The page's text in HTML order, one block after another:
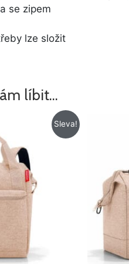
se zipem
lze složit
líbit…
Sleva!
Kč.